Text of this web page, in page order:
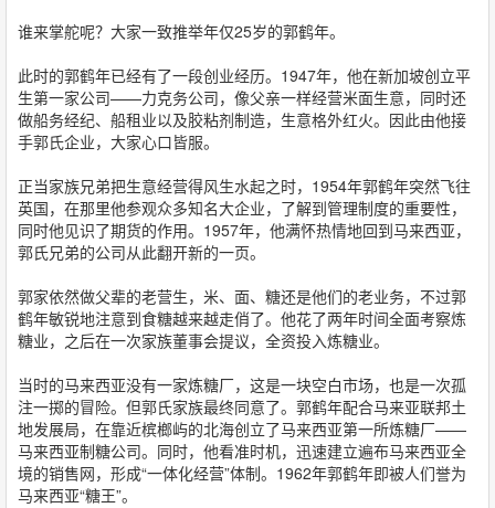
谁来掌舵呢？大家一致推举年仅25岁的郭鹤年。
此时的郭鹤年已经有了一段创业经历。1947年，他在新加坡创立平
生第一家公司——力克务公司，像父亲一样经营米面生意，同时还
做船务经纪、船租业以及胶粘剂制造，生意格外红火。因此由他接
手郭氏企业，大家心口皆服。
正当家族兄弟把生意经营得风生水起之时，1954年郭鹤年突然飞往
英国，在那里他参观众多知名大企业，了解到管理制度的重要性，
同时他见识了期货的作用。1957年，他满怀热情地回到马来西亚，
郭氏兄弟的公司从此翻开新的一页。
郭家依然做父辈的老营生，米、面、糖还是他们的老业务，不过郭
鹤年敏锐地注意到食糖越来越走俏了。他花了两年时间全面考察炼
糖业，之后在一次家族董事会提议，全资投入炼糖业。
当时的马来西亚没有一家炼糖厂，这是一块空白市场，也是一次孤
注一掷的冒险。但郭氏家族最终同意了。郭鹤年配合马来亚联邦土
地发展局，在靠近槟榔屿的北海创立了马来西亚第一所炼糖厂——
马来西亚制糖公司。同时，他看准时机，迅速建立遍布马来西亚全
境的销售网，形成“一体化经营”体制。1962年郭鹤年即被人们誉为
马来西亚“糖王”。